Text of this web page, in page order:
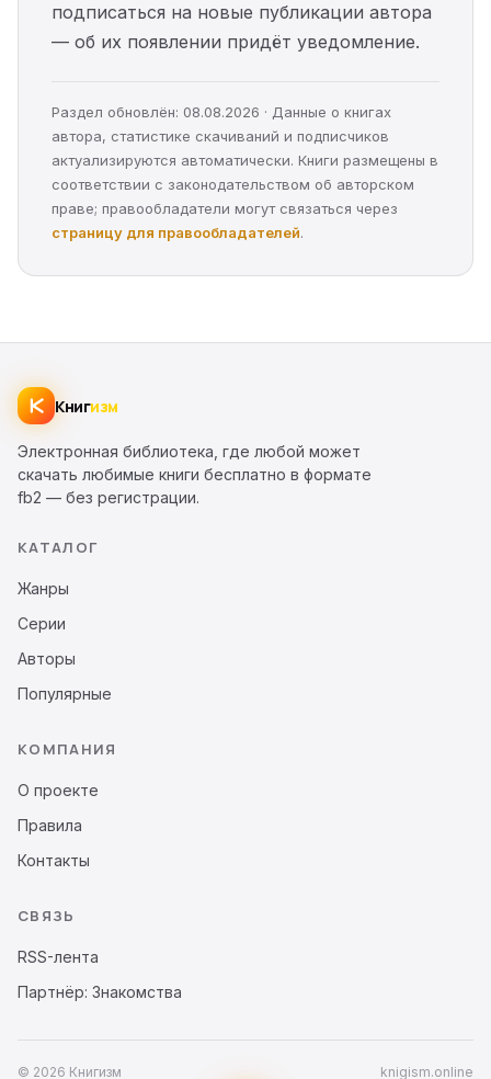
подписаться на новые публикации автора
— об их появлении придёт уведомление.
Раздел обновлён: 08.08.2026 · Данные о книгах
автора, статистике скачиваний и подписчиков
актуализируются автоматически. Книги размещены в
соответствии с законодательством об авторском
праве; правообладатели могут связаться через
страницу для правообладателей.
Книгизм
Электронная библиотека, где любой может
скачать любимые книги бесплатно в формате
fb2 — без регистрации.
КАТАЛОГ
Жанры
Серии
Авторы
Популярные
КОМПАНИЯ
О проекте
Правила
Контакты
СВЯЗЬ
RSS-лента
Партнёр: Знакомства
© 2026 Книгизм knigism.online